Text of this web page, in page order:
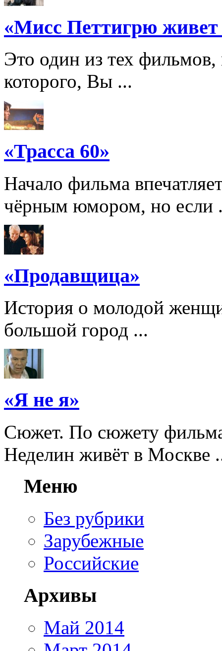
«Мисс Петтигрю
Это один из тех
которого, Вы ...
«Трасса 60»
Начало фильма
чёрным юмором, но если
«Продавщица»
История о молодой
большой город ...
«Я не я»
Сюжет. По сюжету
Неделин живёт в Москве
Меню
Без рубрики
Зарубежные
Российские
Архивы
Май 2014